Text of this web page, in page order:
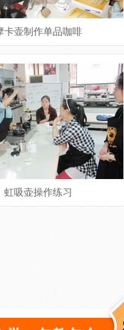
卡壶制作单品咖啡
虹吸壶操作练习